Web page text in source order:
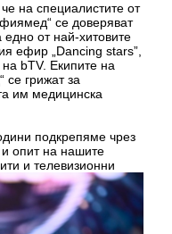
на специалистите от
се доверяват
едно от най-хитовите
ефир „Dancing stars”,
bTV. Екипите на
грижат за
им медицинска
подкрепяме чрез
и опит на нашите
и телевизионни